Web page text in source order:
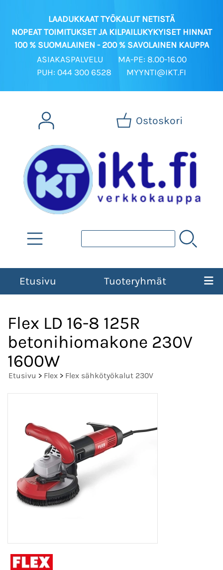
LAADUKKAAT TYÖKALUT NETISTÄ
NOPEAT TOIMITUKSET JA KILPAILUKYKYISET HINNAT
100 % SUOMALAINEN - 200 % SAVOLAINEN KAUPPA
ASIAKASPALVELU
MA-PE: 8.00-16.00
PUH: 044 300 6528
MYYNTI@IKT.FI
Ostoskori
Etusivu Tuoteryhmät
Flex LD 16-8 125R
betonihiomakone 230V
1600W
Etusivu > Flex > Flex sähkötyökalut 230V